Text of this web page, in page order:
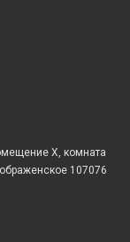
X, комната
107076